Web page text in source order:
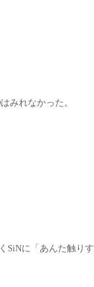
みれなかった。
に「あんた触り